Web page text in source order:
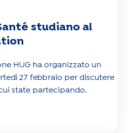
studiano al
HUG ha organizzato un
27 febbraio per discutere
state partecipando.